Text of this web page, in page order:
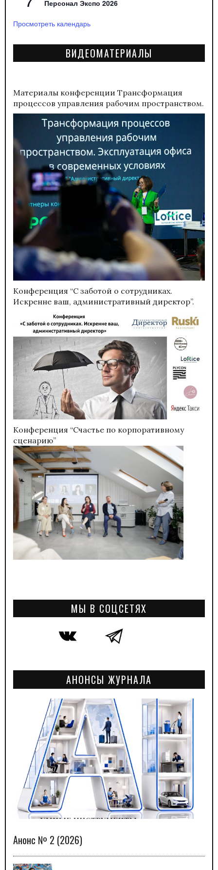
Персонал Экспо 2026
Просмотреть календарь
ВИДЕОМАТЕРИАЛЫ
Материалы конференции Трансформация
процессов управления рабочим пространством.
Конференция “С заботой о сотрудниках.
Искренне ваш, административный директор”.
Конференция “Счастье по корпоративному
сценарию”
МЫ В СОЦСЕТЯХ
АНОНСЫ ЖУРНАЛА
Анонс № 2 (2026)